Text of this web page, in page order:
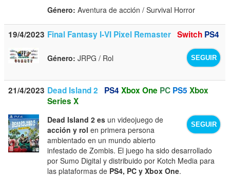
Género: Aventura de acción / Survival Horror
19/4/2023 Final Fantasy I-VI Pixel Remaster Switch PS4
SEGUIR
Género: JRPG / Rol
21/4/2023 Dead Island 2 PS4 Xbox One PC PS5 Xbox
Series X
SEGUIR
Dead Island 2 es un videojuego de
acción y rol en primera persona
ambientado en un mundo abierto
infestado de Zombis. El juego ha sido desarrollado
por Sumo Digital y distribuido por Kotch Media para
las plataformas de PS4, PC y Xbox One.